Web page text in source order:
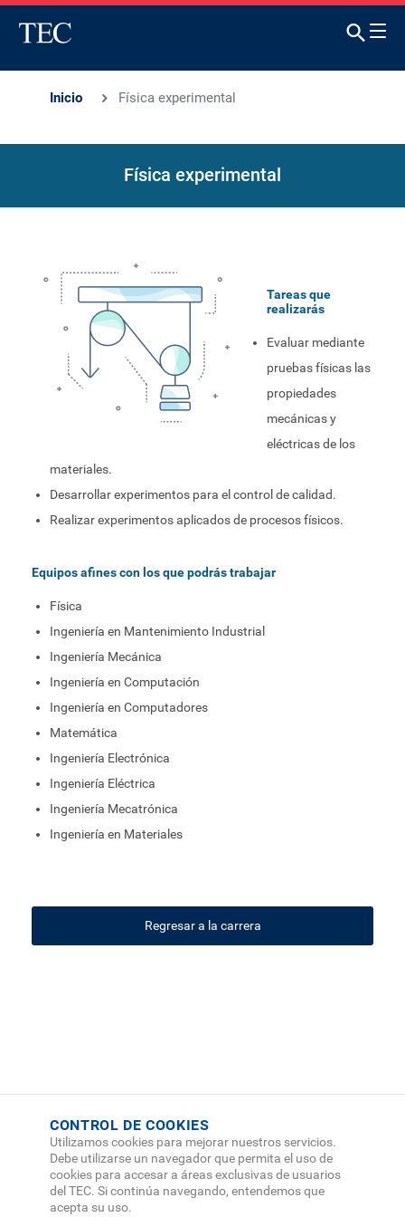
Inicio Física experimental
Física experimental
Tareas que
realizarás
Evaluar mediante
pruebas físicas las
propiedades
mecánicas y
eléctricas de los
materiales.
Desarrollar experimentos para el control de calidad.
Realizar experimentos aplicados de procesos físicos.
Equipos afines con los que podrás trabajar
Física
Ingeniería en Mantenimiento Industrial
Ingeniería Mecánica
Ingeniería en Computación
Ingeniería en Computadores
Matemática
Ingeniería Electrónica
Ingeniería Eléctrica
Ingeniería Mecatrónica
Ingeniería en Materiales
Regresar a la carrera
CONTROL DE COOKIES
Utilizamos cookies para mejorar nuestros servicios.
Debe utilizarse un navegador que permita el uso de
cookies para accesar a áreas exclusivas de usuarios
del TEC. Si continúa navegando, entendemos que
acepta su uso.